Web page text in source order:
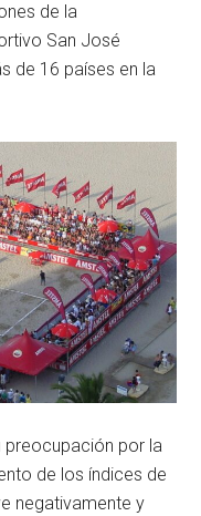
de la
San José
de 16 países en la
preocupación por la
de los índices de
negativamente y